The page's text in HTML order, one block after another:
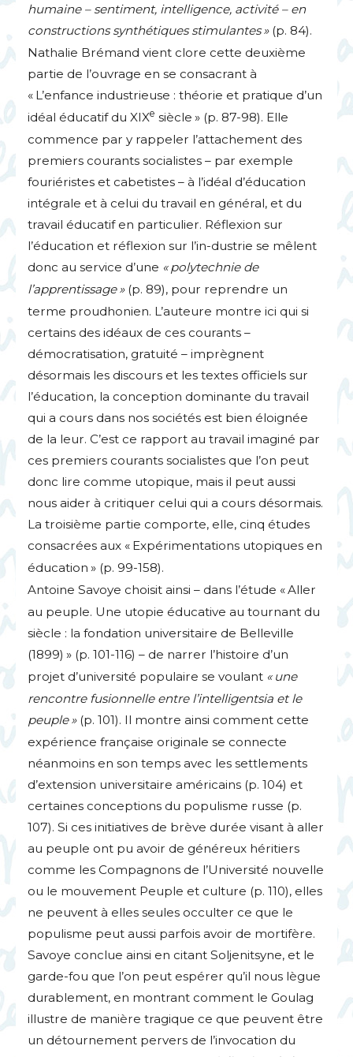
humaine – sentiment, intelligence, activité – en
constructions synthétiques stimulantes »(p. 84).
Nathalie Brémand vient clore cette deuxième
partie de l’ouvrage en se consacrant à
« L’enfance industrieuse : théorie et pratique d’un
idéal éducatif du XIXe siècle » (p. 87-98). Elle
commence par y rappeler l’attachement des
premiers courants socialistes – par exemple
fouriéristes et cabetistes – à l’idéal d’éducation
intégrale et à celui du travail en général, et du
travail éducatif en particulier. Réflexion sur
l’éducation et réflexion sur l’in-dustrie se mêlent
donc au service d’une « polytechnie de
l’apprentissage »(p. 89), pour reprendre un
terme proudhonien. L’auteure montre ici qui si
certains des idéaux de ces courants –
démocratisation, gratuité – imprègnent
désormais les discours et les textes officiels sur
l’éducation, la conception dominante du travail
qui a cours dans nos sociétés est bien éloignée
de la leur. C’est ce rapport au travail imaginé par
ces premiers courants socialistes que l’on peut
donc lire comme utopique, mais il peut aussi
nous aider à critiquer celui qui a cours désormais.
La troisième partie comporte, elle, cinq études
consacrées aux « Expérimentations utopiques en
éducation » (p. 99-158).
Antoine Savoye choisit ainsi – dans l’étude «Aller
au peuple. Une utopie éducative au tournant du
siècle : la fondation universitaire de Belleville
(1899) » (p. 101-116) – de narrer l’histoire d’un
projet d’université populaire se voulant « une
rencontre fusionnelle entre l’intelligentsia et le
peuple »(p. 101). Il montre ainsi comment cette
expérience française originale se connecte
néanmoins en son temps avec les settlements
d’extension universitaire américains (p. 104) et
certaines conceptions du populisme russe (p.
107). Si ces initiatives de brève durée visant à aller
au peuple ont pu avoir de généreux héritiers
comme les Compagnons de l’Université nouvelle
ou le mouvement Peuple et culture (p. 110), elles
ne peuvent à elles seules occulter ce que le
populisme peut aussi parfois avoir de mortifère.
Savoye conclue ainsi en citant Soljenitsyne, et le
garde-fou que l’on peut espérer qu’il nous lègue
durablement, en montrant comment le Goulag
illustre de manière tragique ce que peuvent être
un détournement pervers de l’invocation du